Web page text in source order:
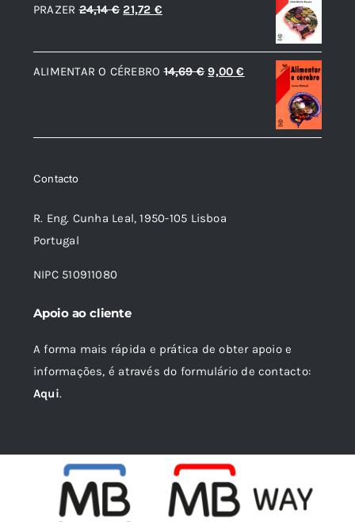
PRAZER 24,14€ O
original
era:
21,72 €
atual
é:
ALIMENTAR O CÉREBRO 14,69€ O
era:
9,00€
é:
Contacto
R. Eng. Cunha Leal, 1950-105 Lisboa
Portugal
NIPC 510911080
Apoio ao cliente
A forma mais rápida e prática de obter apoio e
informações, é através do formulário de contacto:
Aqui.